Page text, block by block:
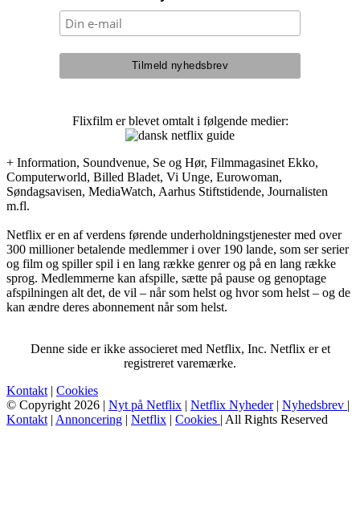
Flixfilm er blevet omtalt i følgende medier:
+ Information, Soundvenue, Se og Hør, Filmmagasinet Ekko,
Computerworld, Billed Bladet, Vi Unge, Eurowoman,
Søndagsavisen, MediaWatch, Aarhus Stiftstidende, Journalisten
m.fl.
Netflix er en af verdens førende underholdningstjenester med over
300 millioner betalende medlemmer i over 190 lande, som ser serier
og film og spiller spil i en lang række genrer og på en lang række
sprog. Medlemmerne kan afspille, sætte på pause og genoptage
afspilningen alt det, de vil – når som helst og hvor som helst – og de
kan ændre deres abonnement når som helst.
Denne side er ikke associeret med Netflix, Inc. Netflix er et
registreret varemærke.
Kontakt | Cookies
© Copyright 2026 | Nyt på Netflix | Netflix Nyheder| Nyhedsbrev |
Kontakt | Annoncering | Netflix | Cookies | All Rights Reserved